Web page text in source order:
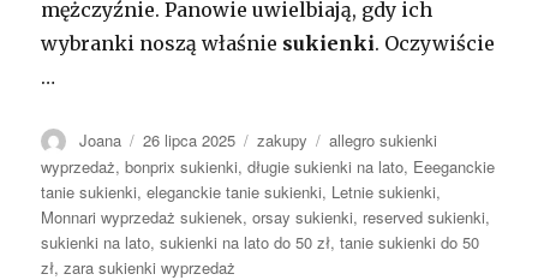
mężczyźnie. Panowie uwielbiają, gdy ich
wybranki noszą właśnie sukienki. Oczywiście
…
Autor
Joana Opublikowano
26 lipca 2025 Kategorie
zakupy Tagi
allegro sukienki
wyprzedaż,bonprix sukienki,długie sukienki na lato, Eeeganckie
tanie sukienki,eleganckie tanie sukienki, Letnie sukienki,
Monnari wyprzedaż sukienek,orsay sukienki, reserved sukienki,
sukienki na lato,sukienki na lato do 50 zł,tanie sukienki do 50
zł,zara sukienki wyprzedaż